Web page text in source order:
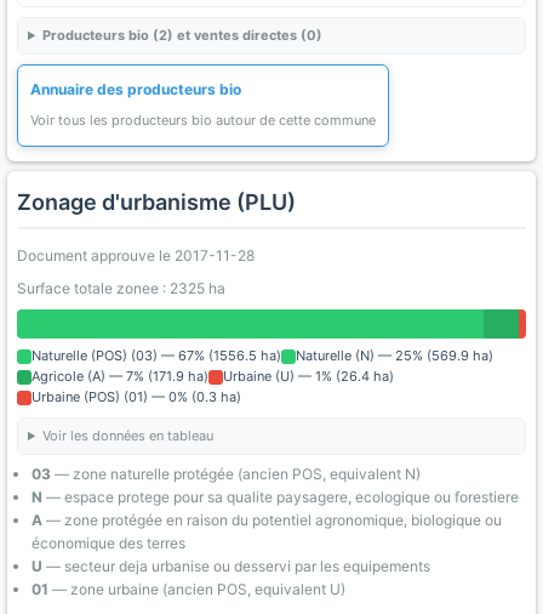
Producteurs bio (2) et ventes directes (0)
Annuaire des producteurs bio
Voir tous les producteurs bio autour de cette commune
Zonage d'urbanisme (PLU)
Document approuve le 2017-11-28
Surface totale zonee : 2325 ha
Naturelle (POS) (03) — 67% (1556.5 ha)
Naturelle (N) — 25% (569.9 ha)
Agricole (A) — 7% (171.9 ha)
Urbaine (U) — 1% (26.4 ha)
Urbaine (POS) (01) — 0% (0.3 ha)
Voir les données en tableau
03 — zone naturelle protégée (ancien POS, equivalent N)
N — espace protege pour sa qualite paysagere, ecologique ou forestiere
A — zone protégée en raison du potentiel agronomique, biologique ou
économique des terres
U — secteur deja urbanise ou desservi par les equipements
01 — zone urbaine (ancien POS, equivalent U)